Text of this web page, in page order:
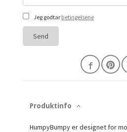
Jeg godtar betingelsene
Send
Produktinfo
HumpyBumpy er designet for